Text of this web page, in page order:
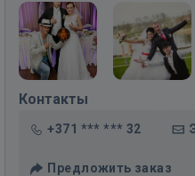
Контакты
+371 *** *** 32
Предложить заказ